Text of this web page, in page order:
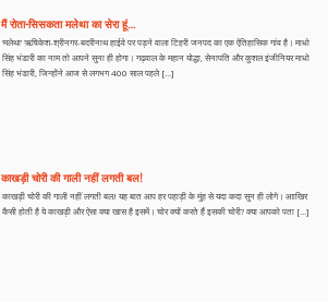
मैं रोता-सिसकता मलेथा का सेरा हूं…
‘मलेथा’ ऋषिकेश-श्रीनगर-बदरीनाथ हाईवे पर पड़ने वाला टिहरी जनपद का एक ऐतिहासिक गांव है। माधो
सिंह भंडारी का नाम तो आपने सुना ही होगा। गढ़वाल के महान योद्धा, सेनापति और कुशल इंजीनियर माधो
सिंह भंडारी, जिन्होंने आज से लगभग 400 साल पहले […]
काखड़ी चोरी की गाली नहीं लगती बल!
काखड़ी चोरी की गाली नहीं लगती बल! यह बात आप हर पहाड़ी के मुंह से यदा कदा सुन ही लोगे। आाखिर
कैसी होती है ये काखड़ी और ऐसा क्या खास है इसमें। चोर क्यों करते हैं इसकी चोरी? क्या आपको पता […]